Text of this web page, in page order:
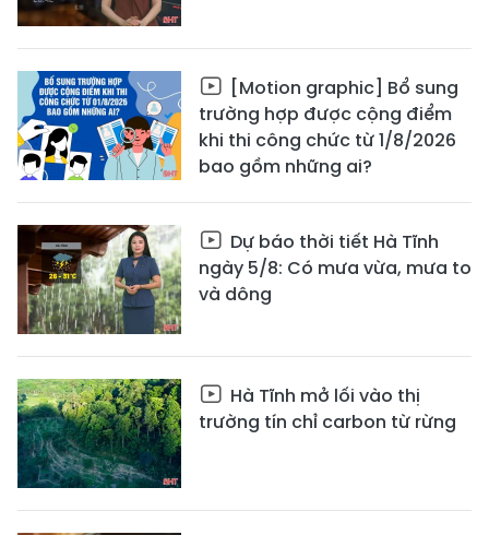
[Motion graphic] Bổ sung
trường hợp được cộng điểm
khi thi công chức từ 1/8/2026
bao gồm những ai?
Dự báo thời tiết Hà Tĩnh
ngày 5/8: Có mưa vừa, mưa to
và dông
Hà Tĩnh mở lối vào thị
trường tín chỉ carbon từ rừng